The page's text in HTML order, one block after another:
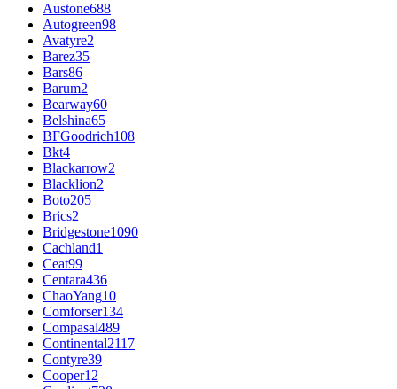
Austone688
Autogreen98
Avatyre2
Barez35
Bars86
Barum2
Bearway60
Belshina65
BFGoodrich108
Bkt4
Blackarrow2
Blacklion2
Boto205
Brics2
Bridgestone1090
Cachland1
Ceat99
Centara436
ChaoYang10
Comforser134
Compasal489
Continental2117
Contyre39
Cooper12